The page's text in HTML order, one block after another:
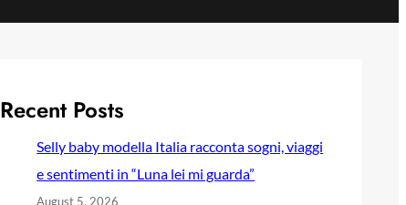
Recent Posts
Selly baby modella Italia racconta sogni, viaggi
e sentimenti in “Luna lei mi guarda”
August 5, 2026